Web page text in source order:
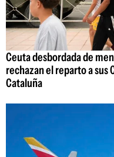
Ceuta desbordada de
rechazan el reparto a sus
Cataluña